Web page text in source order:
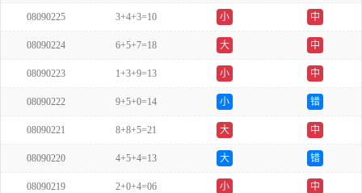
08090225 3+4+3=10 小 中
08090224 6+5+7=18 大 中
08090223 1+3+9=13 小 中
08090222 9+5+0=14 小 错
08090221 8+8+5=21 大 中
08090220 4+5+4=13 大 错
08090219 2+0+4=06 小 中